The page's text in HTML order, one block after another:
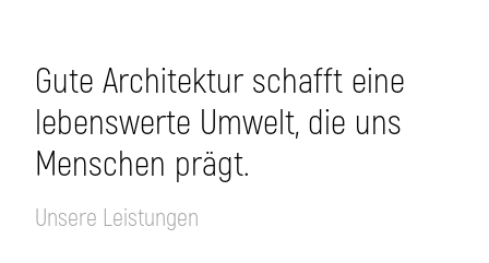
Gute Architektur schafft eine
lebenswerte Umwelt, die uns
Menschen prägt.
Unsere Leistungen